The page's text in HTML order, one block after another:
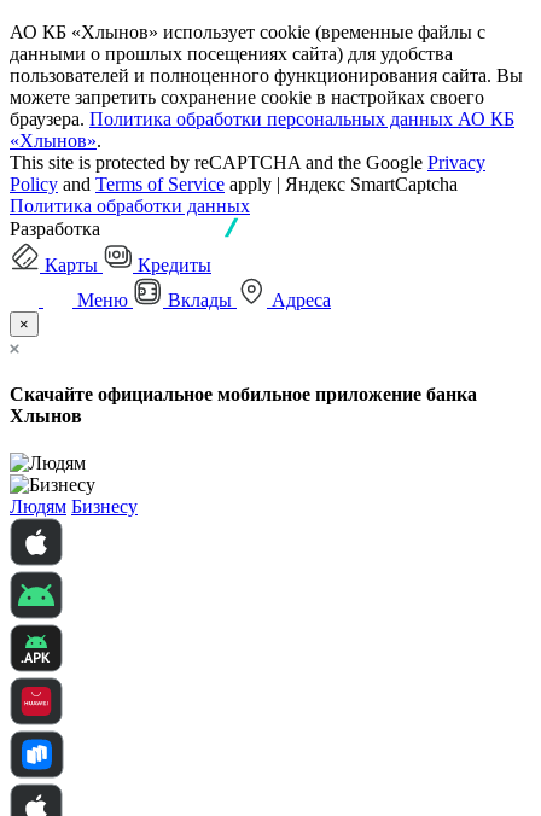
АО КБ «Хлынов» использует cookie (временные файлы с
данными о прошлых посещениях сайта) для удобства
пользователей и полноценного функционирования сайта. Вы
можете запретить сохранение cookie в настройках своего
браузера. Политика обработки персональных данных АО КБ
«Хлынов».
This site is protected by reCAPTCHA and the Google Privacy
Policy and Terms of Service apply | Яндекс SmartCaptcha
Политика обработки данных
Разработка
Карты
Кредиты
Меню
Вклады Адреса
×
Скачайте официальное мобильное приложение банка
Хлынов
Людям Бизнесу